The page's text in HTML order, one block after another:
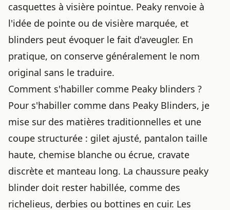
casquettes à visière pointue. Peaky renvoie à
l'idée de pointe ou de visière marquée, et
blinders peut évoquer le fait d'aveugler. En
pratique, on conserve généralement le nom
original sans le traduire.
Comment s'habiller comme Peaky blinders ?
Pour s'habiller comme dans Peaky Blinders, je
mise sur des matières traditionnelles et une
coupe structurée : gilet ajusté, pantalon taille
haute, chemise blanche ou écrue, cravate
discrète et manteau long. La chaussure peaky
blinder doit rester habillée, comme des
richelieus, derbies ou bottines en cuir. Les